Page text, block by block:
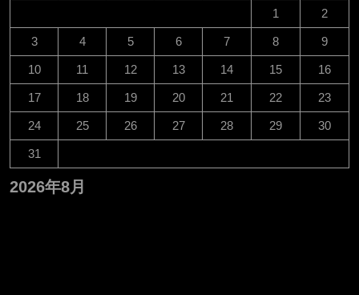
の
向
2026年8月
1 2
3 4 5 6 7 8 9
10 11 12 13 14 15 16
17 18 19 20 21 22 23
24 25 26 27 28 29 30
31